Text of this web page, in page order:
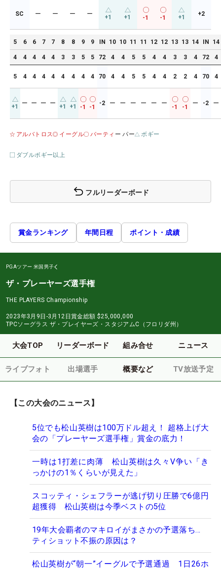
SC ー ー ー ー +1 +1 -1 -1 +1 +2
5 6 6 7 7 8 8 9 9 IN 10 10 11 11 12 12 13 13 14 IN 14
4 4 4 4 4 3 3 5 5 72 4 4 5 5 4 4 3 3 4 72 4
5 4 4 4 4 4 4 4 4 70 4 4 5 5 4 4 2 2 4 70 4
+1 ー ー ー ー +1 +1 -1 -1
-2 ー ー ー ー ー ー
-1 -1
ー -2 ー
アルバトロス イーグル バーティ ー パー ボギー
ダブルボギー以上
フルリーダーボード
賞金ランキング 年間日程 ポイント・成績
PGAツアー 米国男子
ザ・プレーヤーズ選手権
THE PLAYERS Championship
2023年3月9日-3月12日賞金総額 $25,000,000
TPCソーグラス ザ・プレイヤーズ・スタジアムC（フロリダ州）
大会TOP リーダーボード 組み合せ ニュース
ライブフォト 出場選手 概要など TV放送予定
【この大会のニュース】
5位でも松山英樹は100万ドル超え！ 超格上げ大
会の「プレーヤーズ選手権」賞金の底力！
一時は1打差に肉薄 松山英樹は久々V争い「き
っかけの1％くらいが見えた」
スコッティ・シェフラーが逃げ切り圧勝で6億円
超獲得 松山英樹は今季ベストの5位
19年大会覇者のマキロイがまさかの予選落ち…
ティショット不振の原因は？
松山英樹が“朝一”イーグルで予選通過 1日26ホ